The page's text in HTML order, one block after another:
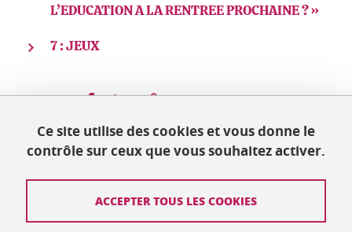
L’EDUCATION A LA RENTREE PROCHAINE ? »
7 : JEUX
Partager Partager sur Facebook
Partager sur LinkedIn
Mis à jour le 27 août 2019
Ce site utilise des cookies et vous donne le
contrôle sur ceux que vous souhaitez activer.
ACCEPTER TOUS LES COOKIES